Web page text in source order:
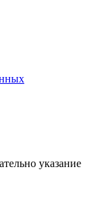
указание